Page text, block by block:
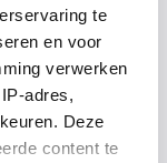
te
en voor
verwerken
adres,
Deze
content te